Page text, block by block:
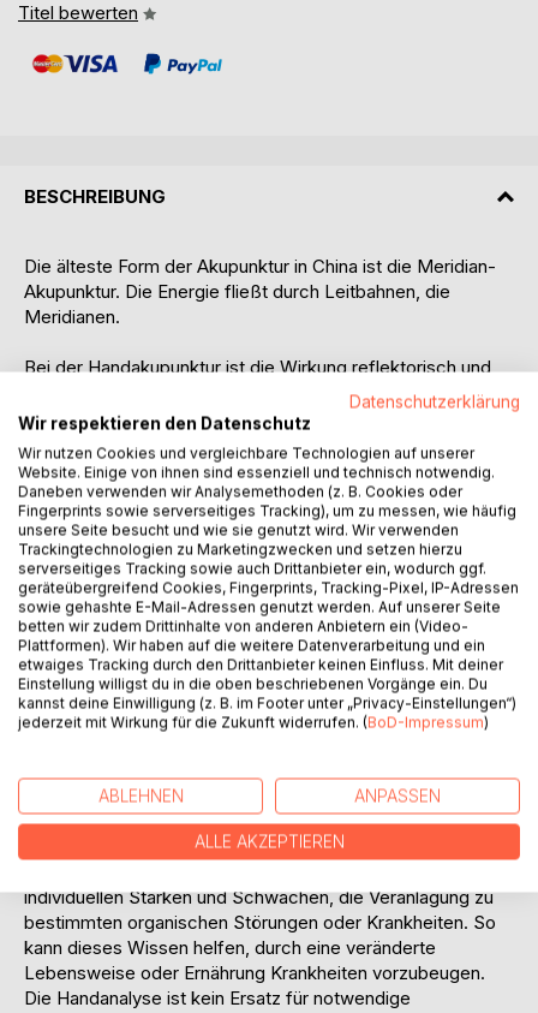
Titel bewerten
BESCHREIBUNG
Die älteste Form der Akupunktur in China ist die Meridian-
Akupunktur. Die Energie fließt durch Leitbahnen, die
Meridianen.
Bei der Handakupunktur ist die Wirkung reflektorisch und
nicht an komplizierte Regeln und die Lage der vielen
Punkte gebunden. Es werden Punkte am Handrücken und
der Handfläche behandelt. Sie können die Punkte
massieren, drücken, mit Fingernagel, verschiedenen
Massagestäbchen oder -hölzern oder mit
Akupunkturnadeln stimulieren.
Die Handakupunktur ist leicht erlern- und anwendbar,
überall einsetzbar und sehr effektiv.
Die Handdiagnostik kann überall durchgeführt werden, man
benötigt keinerlei Hilfsmittel. Wichtig ist genaues
Beobachten und Erfahrung.
angekündigt. So kann eine Handanalyse wichtige Hinweise
zur Diagnose geben.
individuellen Stärken und Schwächen, die Veranlagung zu
bestimmten organischen Störungen oder Krankheiten. So
kann dieses Wissen helfen, durch eine veränderte
Lebensweise oder Ernährung Krankheiten vorzubeugen.
Die Handanalyse ist kein Ersatz für notwendige
Datenschutzerklärung
Wir respektieren den Datenschutz
Wir nutzen Cookies und vergleichbare Technologien auf unserer
Website. Einige von ihnen sind essenziell und technisch notwendig.
Daneben verwenden wir Analysemethoden (z. B. Cookies oder
Fingerprints sowie serverseitiges Tracking), um zu messen, wie häufig
unsere Seite besucht und wie sie genutzt wird. Wir verwenden
Trackingtechnologien zu Marketingzwecken und setzen hierzu
serverseitiges Tracking sowie auch Drittanbieter ein, wodurch ggf.
geräteübergreifend Cookies, Fingerprints, Tracking-Pixel, IP-Adressen
sowie gehashte E-Mail-Adressen genutzt werden. Auf unserer Seite
betten wir zudem Drittinhalte von anderen Anbietern ein (Video-
Plattformen). Wir haben auf die weitere Datenverarbeitung und ein
etwaiges Tracking durch den Drittanbieter keinen Einfluss. Mit deiner
Einstellung willigst du in die oben beschriebenen Vorgänge ein. Du
kannst deine Einwilligung (z. B. im Footer unter „Privacy-Einstellungen“)
jederzeit mit Wirkung für die Zukunft widerrufen. (BoD-Impressum)
ABLEHNEN ANPASSEN
ALLE AKZEPTIEREN